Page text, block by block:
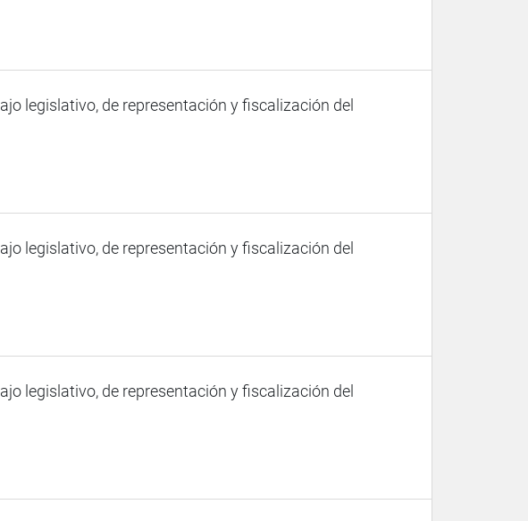
legislativo, de representación y fiscalización del
legislativo, de representación y fiscalización del
legislativo, de representación y fiscalización del